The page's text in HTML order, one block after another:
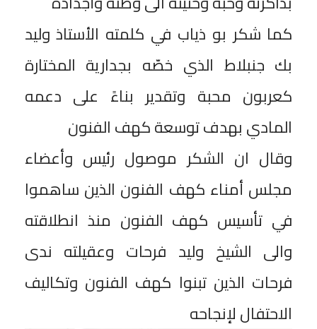
كما شكر بو ذياب في كلمته الأستاذ وليد
بك جنبلاط الذي خصّه بجدارية المختارة
كعربون محبة وتقدير بناءً على دعمه
المادي بهدف توسعة كهف الفنون
وقال ان الشكر موصول رئيس وأعضاء
مجلس أمناء كهف الفنون الذين ساهموا
في تأسيس كهف الفنون منذ انطلاقته
والى الشيخ وليد فرحات وعقيلته ندى
فرحات الذين تبنوا كهف الفنون وتكاليف
الاحتفال لإنجاحه